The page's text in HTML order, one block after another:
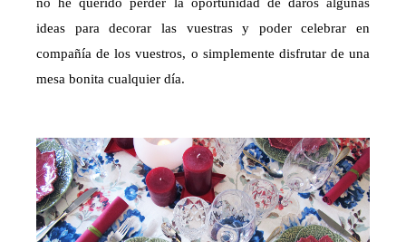
ideas para decorar las vuestras y poder celebrar en
compañía de los vuestros, o simplemente disfrutar de una
mesa bonita cualquier día.